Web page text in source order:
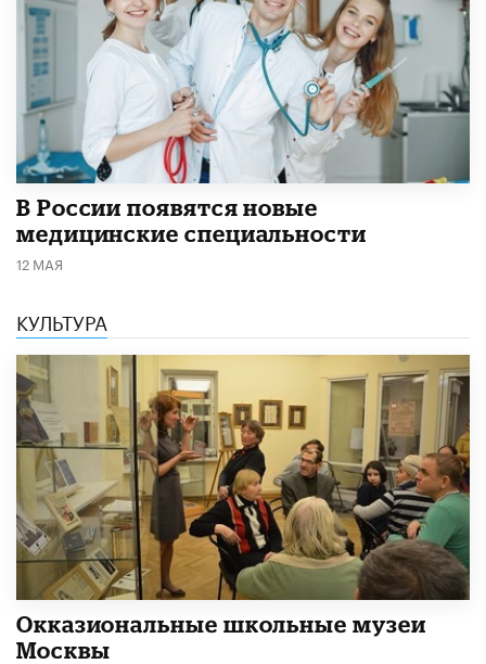
В России появятся новые
медицинские специальности
12 МАЯ
КУЛЬТУРА
​Окказиональные школьные музеи
Москвы